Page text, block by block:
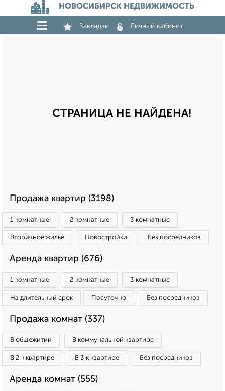
НОВОСИБИРСК НЕДВИЖИМОСТЬ
Закладки Личный кабинет
СТРАНИЦА НЕ НАЙДЕНА!
Продажа квартир (3198)
1‑комнатные 2‑комнатные 3‑комнатные
Вторичное жилье Новостройки Без посредников
Аренда квартир (676)
1‑комнатные 2‑комнатные 3‑комнатные
На длительный срок Посуточно Без посредников
Продажа комнат (337)
В общежитии В коммунальной квартире
В 2‑к квартире В 3‑к квартире Без посредников
Аренда комнат (555)